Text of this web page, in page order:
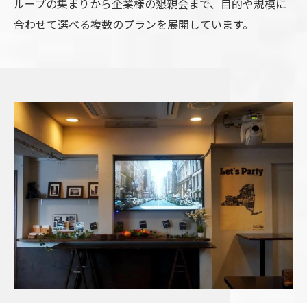
ループの集まりから企業様の懇親会まで、目的や規模に
合わせて選べる複数のプランを展開しています。